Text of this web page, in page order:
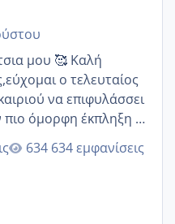
μου 🥰 Καλή
ο τελευταίος
να επιφυλάσσει
πιο όμορφη έκπληξη 🧿
@Παρασκευαιδου
@Christi.D.
634 εμφανίσεις